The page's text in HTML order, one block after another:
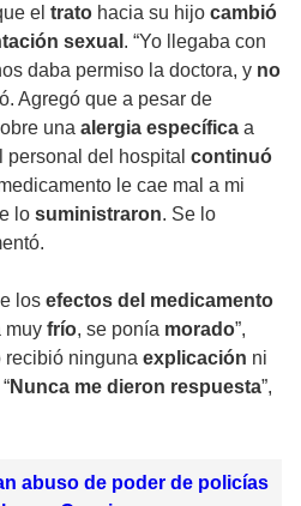
el trato hacia su hijo cambió
sexual . “Yo llegaba con
daba permiso la doctora, y no
Agregó que a pesar de
una alergia específica a
personal del hospital continuó
le cae mal a mi
lo suministraron. Se lo
los efectos del medicamento
muy frío, se ponía morado”,
recibió ninguna explicación ni
Nunca me dieron respuesta”,
abuso de poder de policías